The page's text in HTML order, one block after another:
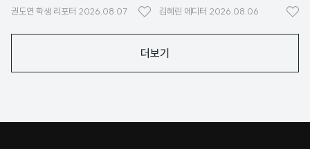
권도연 학생 리포터 2026.08.07
좋
요
김혜린 에디터 2026.08.06
좋
더보기